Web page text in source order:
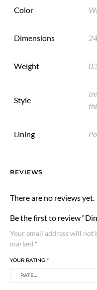
Color
Dimensions
Weight
Style
Lining
REVIEWS
There are no reviews yet.
Be the first to review
Your email address will not
marked *
YOUR RATING *